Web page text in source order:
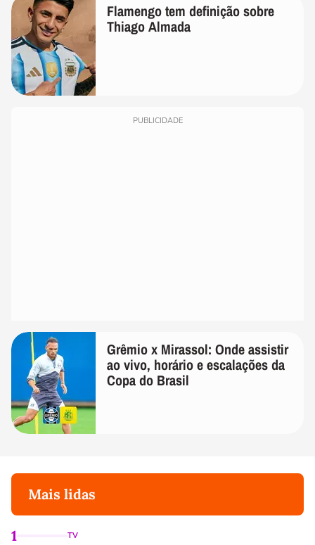
Flamengo tem definição sobre
Thiago Almada
PUBLICIDADE
Grêmio x Mirassol: Onde assistir
ao vivo, horário e escalações da
Copa do Brasil
Mais lidas
1 TV